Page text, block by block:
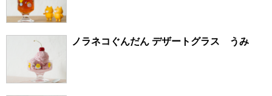
ノラネコぐんだん デザートグラス うみ